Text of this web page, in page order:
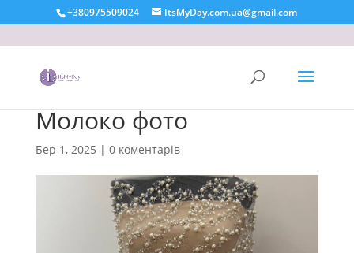
+380975509024 ItsMyDay.com.ua@gmail.com
Молоко фото
Бер 1, 2025 | 0 коментарів